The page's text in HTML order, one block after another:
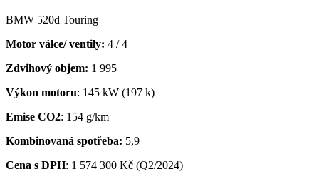
BMW 520d Touring
Motor válce/ ventily: 4 / 4
Zdvihový objem: 1 995
Výkon motoru: 145 kW (197 k)
Emise CO2: 154 g/km
Kombinovaná spotřeba: 5,9
Cena s DPH: 1 574 300 Kč (Q2/2024)